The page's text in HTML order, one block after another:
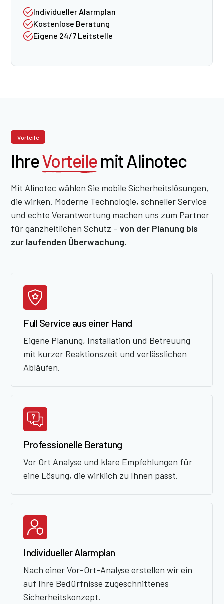
Individueller Alarmplan
Kostenlose Beratung
Eigene 24/7 Leitstelle
Vorteile
IhreVorteilemit Alinotec
Mit Alinotec wählen Sie mobile Sicherheitslösungen,
die wirken. Moderne Technologie, schneller Service
und echte Verantwortung machen uns zum Partner
für ganzheitlichen Schutz –von der Planung bis
zur laufenden Überwachung.
Full Service aus einer Hand
Eigene Planung, Installation und Betreuung
mit kurzer Reaktionszeit und verlässlichen
Abläufen.
Professionelle Beratung
Vor Ort Analyse und klare Empfehlungen für
eine Lösung, die wirklich zu Ihnen passt.
Individueller Alarmplan
Nach einer Vor-Ort-Analyse erstellen wir ein
auf Ihre Bedürfnisse zugeschnittenes
Sicherheitskonzept.